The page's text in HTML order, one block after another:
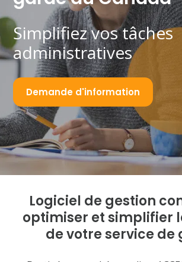
Simplifiez vos tâches
administratives
Demande d'information
Logiciel de gestion
optimiser et simplifier
de votre service de